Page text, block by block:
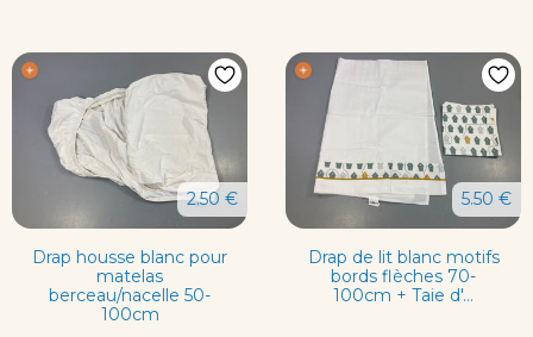
2.50 €
Drap housse blanc pour
matelas
berceau/nacelle 50-
100cm
5.50 €
Drap de lit blanc motifs
bords flèches 70-
100cm + Taie d'...